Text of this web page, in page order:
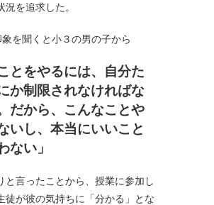
況を追求した。
を聞くと小３の男の子から
とをやるには、自分た
か制限されなければな
だから、こんなことや
いし、本当にいいこと
ない」
と言ったことから、授業に参加し
徒が彼の気持ちに「分かる」とな